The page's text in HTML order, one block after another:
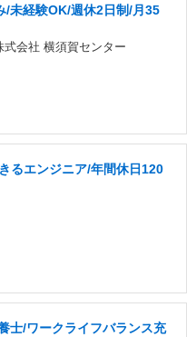
/未経験OK/週休2日制/月35
会社 横須賀センター
るエンジニア/年間休日120
士/ワークライフバランス充